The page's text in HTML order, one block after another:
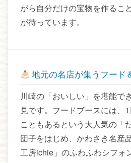
がら自分だけの宝物を作るこ
が待っています。
地元の名店が集うフード
川崎の「おいしい」を堪能で
見です。フードブースには、
こともあるという大人気の「
団子をはじめ、かわさき名産
工房ichie」のふわふわシフォ